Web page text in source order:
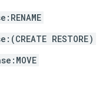
RESTORE)